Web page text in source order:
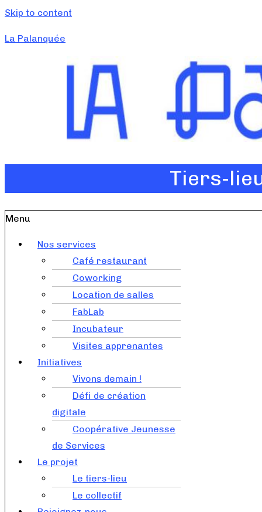
Skip to content
La Palanquée
Tiers-
Menu
Nos services
Café restaurant
Coworking
Location de salles
FabLab
Incubateur
Visites apprenantes
Initiatives
Vivons demain !
Défi de création
digitale
Coopérative Jeunesse
de Services
Le projet
Le tiers-lieu
Le collectif